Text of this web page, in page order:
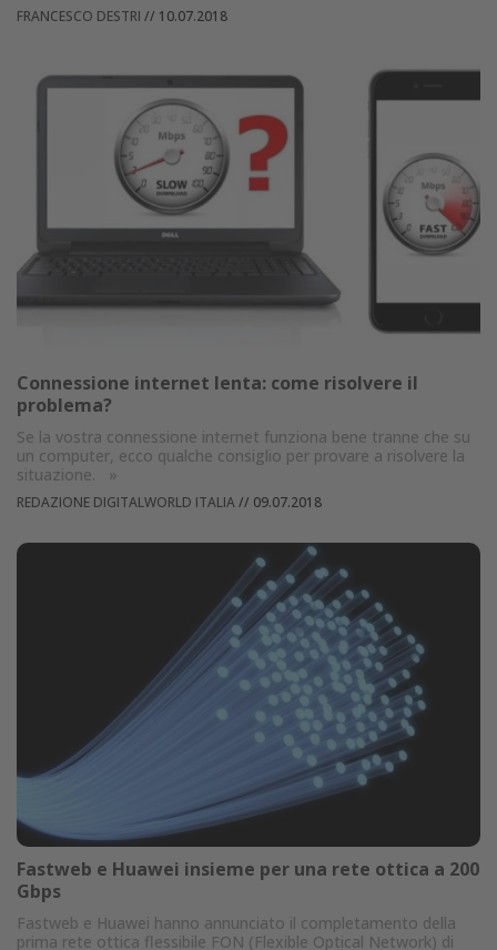
FRANCESCO DESTRI // 10.07.2018
Connessione internet lenta: come risolvere il
problema?
Se la vostra connessione internet funziona bene tranne che su
un computer, ecco qualche consiglio per provare a risolvere la
situazione.
»
REDAZIONE DIGITALWORLD ITALIA// 09.07.2018
Fastweb e Huawei insieme per una rete ottica a 200
Gbps
Fastweb e Huawei hanno annunciato il completamento della
prima rete ottica flessibile FON (Flexible Optical Network) di